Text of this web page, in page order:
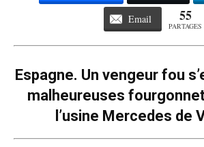
Email 55
PARTAGES
Espagne. Un vengeur fou
malheureuses
l’usine Mercedes de